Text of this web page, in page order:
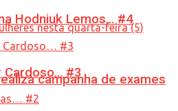
campanha de exames
Hodniuk Lemos… #4
Cardoso… #3